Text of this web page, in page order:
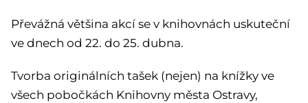
Převážná většina akcí se v knihovnách uskuteční
ve dnech od 22. do 25. dubna.
Tvorba originálních tašek (nejen) na knížky ve
všech pobočkách Knihovny města Ostravy,